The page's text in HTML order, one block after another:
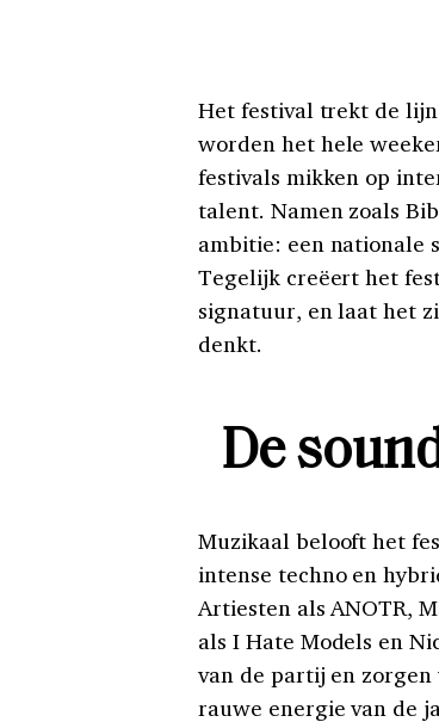
Het festival trekt de
worden het hele
festivals mikken op
talent. Namen zoals
ambitie: een nationale
Tegelijk creëert het
signatuur, en laat het
denkt.
De
Muzikaal belooft het
intense techno en
Artiesten als ANOTR,
als I Hate Models en
van de partij en
rauwe energie van de